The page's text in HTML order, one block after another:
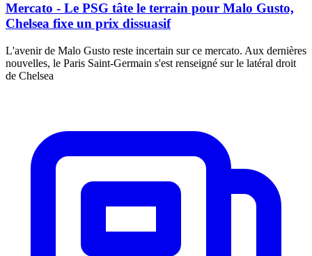
Mercato - Le PSG tâte le terrain pour Malo Gusto,
Chelsea fixe un prix dissuasif
L'avenir de Malo Gusto reste incertain sur ce mercato. Aux dernières
nouvelles, le Paris Saint-Germain s'est renseigné sur le latéral droit
de Chelsea